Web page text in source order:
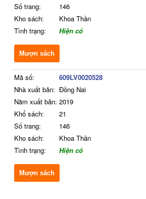
Số trang:
146
Kho sách:
Khoa Thần
Tình trạng:
Hiện có
Mượn sách
Mã số:
609LV0020528
Nhà xuất bản: Đồng Nai
Năm xuất bản: 2019
Khổ sách:
21
Số trang:
146
Kho sách:
Khoa Thần
Tình trạng:
Hiện có
Mượn sách